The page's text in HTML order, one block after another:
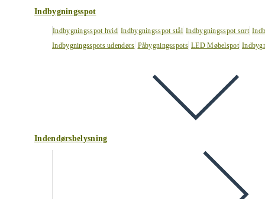
Indbygningsspot
Indbygningsspot hvid Indbygningsspot stål Indbygningsspot sort
Indbygningsspots udendørs Påbygningsspots LED Møbelspot
Indendørsbelysning